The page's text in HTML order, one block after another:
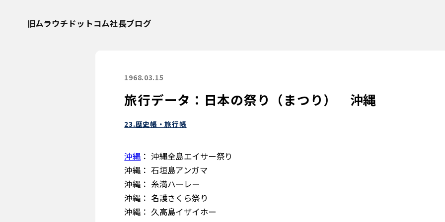
旧ムラウチドットコム社長ブログ
1968.03.15
旅行データ：日本の祭り（まつり） 沖縄
23.歴史帳・旅行帳
沖縄 ： 沖縄全島エイサー祭り
沖縄： 石垣島アンガマ
沖縄： 糸満ハーレー
沖縄： 名護さくら祭り
沖縄： 久高島イザイホー